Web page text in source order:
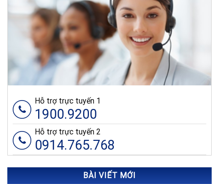
Hỗ trợ trực tuyến 1
1900.9200
Hỗ trợ trực tuyến 2
0914.765.768
BÀI VIẾT MỚI